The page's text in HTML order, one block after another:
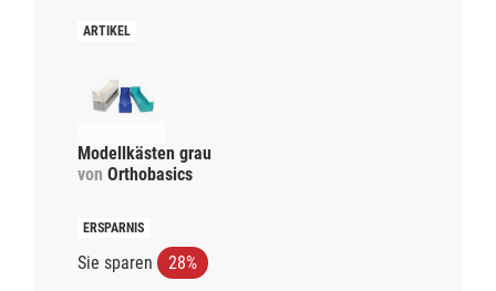
Modellkästen grau
von Orthobasics
Sie sparen 28%